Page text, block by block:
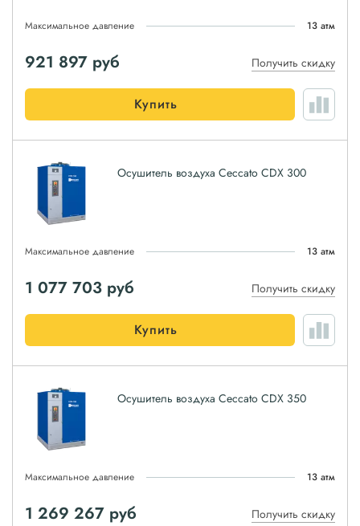
Максимальное давление 13 атм
921 897 руб Получить скидку
Купить
Осушитель воздуха Ceccato CDX 300
Максимальное давление 13 атм
1 077 703 руб Получить скидку
Купить
Осушитель воздуха Ceccato CDX 350
Максимальное давление 13 атм
1 269 267 руб Получить скидку